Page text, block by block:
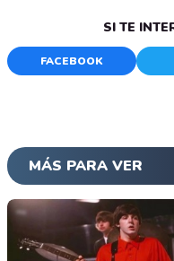
SI TE
FACEBOOK
MÁS PARA VER